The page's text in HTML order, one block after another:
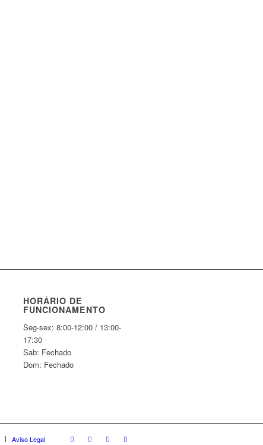
HORÁRIO DE
FUNCIONAMENTO
Seg-sex: 8:00-12:00 / 13:00-
17:30
Sab: Fechado
Dom: Fechado
Aviso Legal